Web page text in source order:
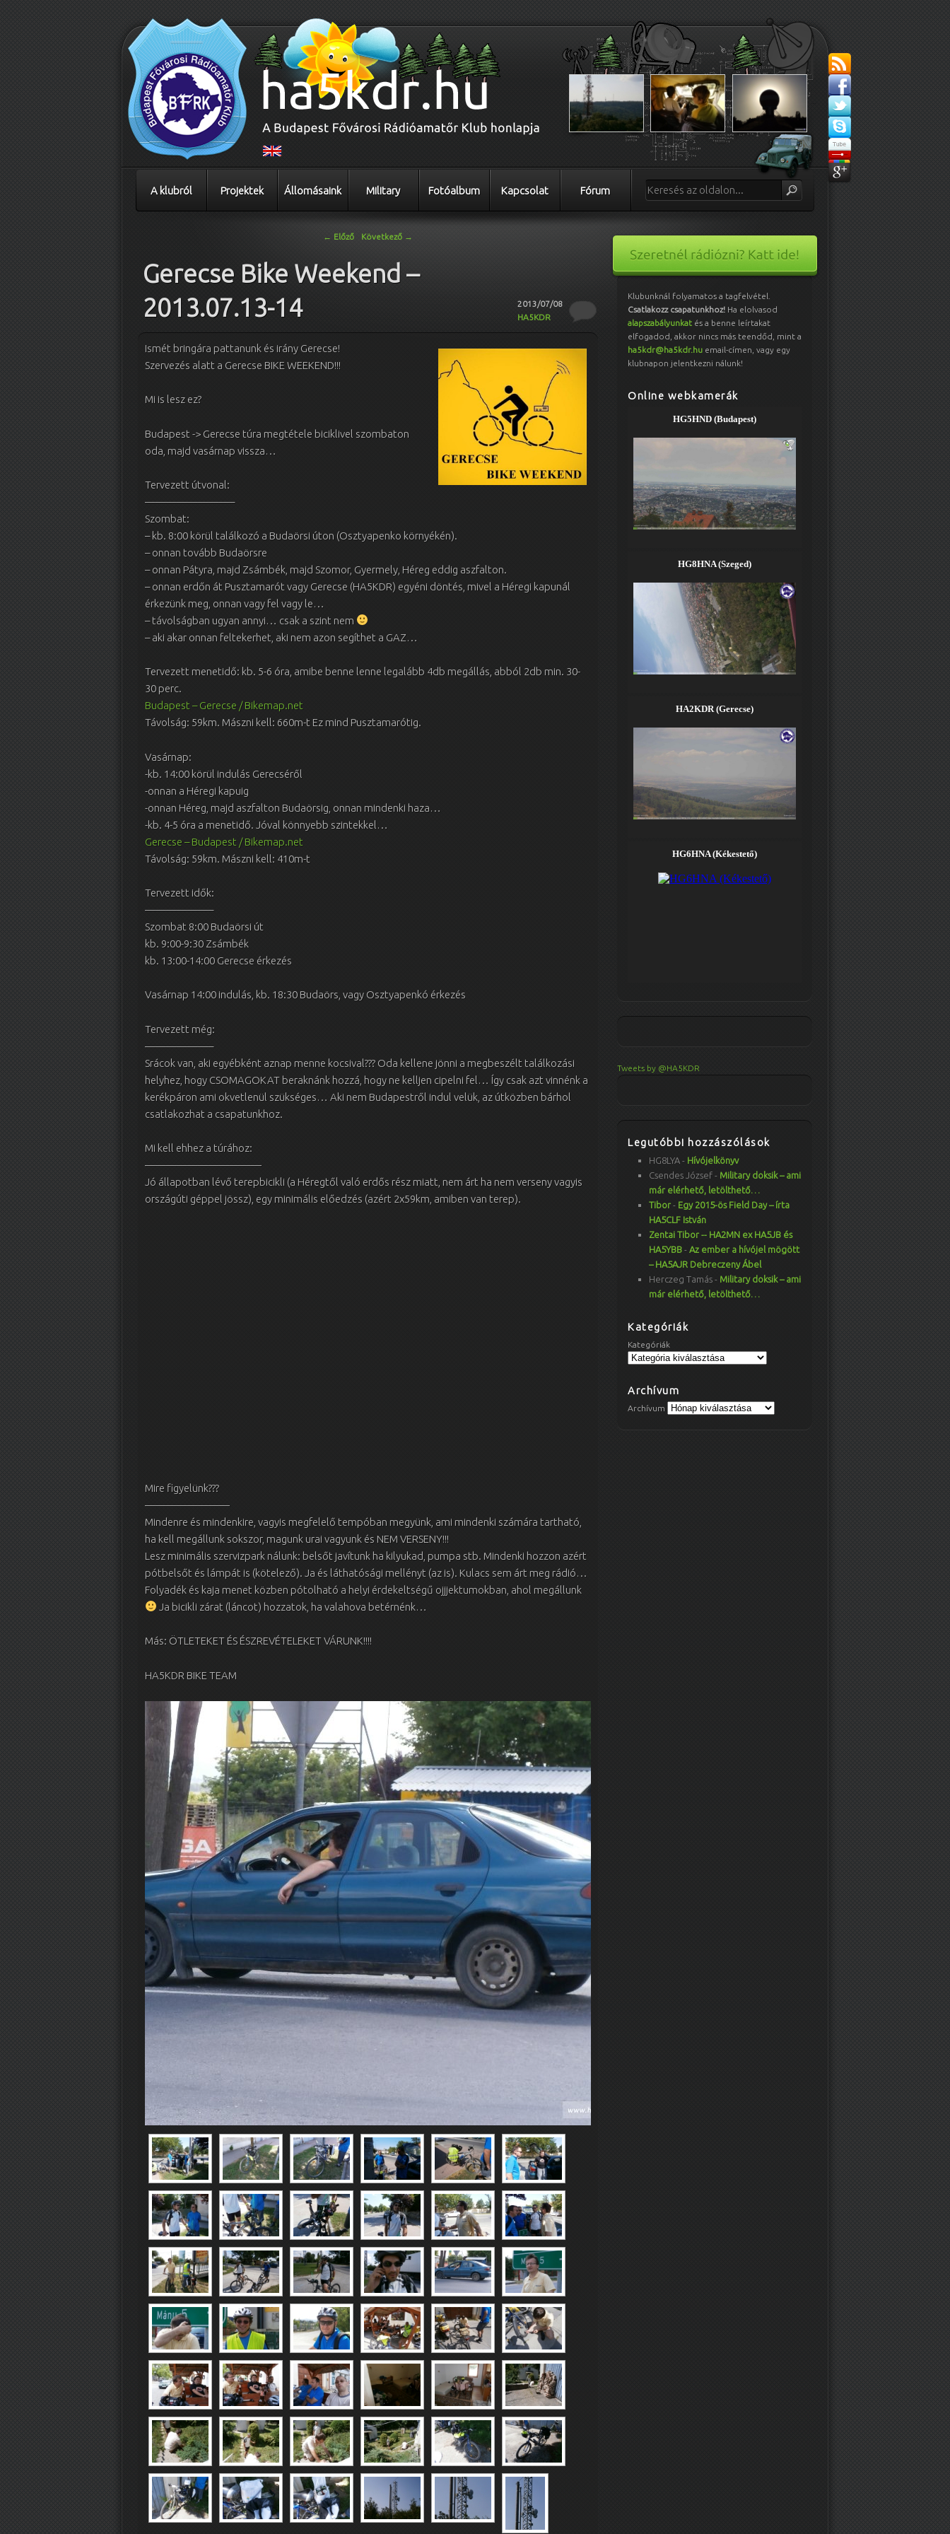
A klubról Projektek Állomásaink Military Fotóalbum Kapcsolat Fórum
← Előző Következő →
Gerecse Bike Weekend –
2013.07.13-14
2013/07/08
HA5KDR
Ismét bringára pattanunk és irány Gerecse!
Szervezés alatt a Gerecse BIKE WEEKEND!!!
Mi is lesz ez?
Budapest -> Gerecse túra megtétele biciklivel szombaton
oda, majd vasárnap vissza…
Tervezett útvonal:
————————–
Szombat:
– kb. 8:00 körül találkozó a Budaörsi úton (Osztyapenko környékén).
– onnan tovább Budaörsre
– onnan Pátyra, majd Zsámbék, majd Szomor, Gyermely, Héreg eddig aszfalton.
– onnan erdőn át Pusztamarót vagy Gerecse (HA5KDR) egyéni döntés, mivel a Héregi kapunál
érkezünk meg, onnan vagy fel vagy le…
– távolságban ugyan annyi… csak a szint nem
– aki akar onnan feltekerhet, aki nem azon segíthet a GAZ…
Tervezett menetidő: kb. 5-6 óra, amibe benne lenne legalább 4db megállás, abból 2db min. 30-
30 perc.
Budapest – Gerecse / Bikemap.net
Távolság: 59km. Mászni kell: 660m-t Ez mind Pusztamarótig.
Vasárnap:
-kb. 14:00 körül indulás Gerecséről
-onnan a Héregi kapuig
-onnan Héreg, majd aszfalton Budaörsig, onnan mindenki haza…
-kb. 4-5 óra a menetidő. Jóval könnyebb szintekkel…
Gerecse – Budapest / Bikemap.net
Távolság: 59km. Mászni kell: 410m-t
Tervezett idők:
——————–
Szombat 8:00 Budaörsi út
kb. 9:00-9:30 Zsámbék
kb. 13:00-14:00 Gerecse érkezés
Vasárnap 14:00 indulás, kb. 18:30 Budaörs, vagy Osztyapenkó érkezés
Tervezett még:
——————–
Srácok van, aki egyébként aznap menne kocsival??? Oda kellene jönni a megbeszélt találkozási
helyhez, hogy CSOMAGOKAT beraknánk hozzá, hogy ne kelljen cipelni fel… Így csak azt vinnénk a
kerékpáron ami okvetlenül szükséges… Aki nem Budapestről indul velük, az útközben bárhol
csatlakozhat a csapatunkhoz.
Mi kell ehhez a túrához:
———————————
Jó állapotban lévő terepbicikli (a Héregtől való erdős rész miatt, nem árt ha nem verseny vagyis
országúti géppel jössz), egy minimális előedzés (azért 2x59km, amiben van terep).
Mire figyelünk???
————————
Mindenre és mindenkire, vagyis megfelelő tempóban megyünk, ami mindenki számára tartható,
ha kell megállunk sokszor, magunk urai vagyunk és NEM VERSENY!!!
Lesz minimális szervizpark nálunk: belsőt javítunk ha kilyukad, pumpa stb. Mindenki hozzon azért
pótbelsőt és lámpát is (kötelező). Ja és láthatósági mellényt (az is). Kulacs sem árt meg rádió…
Folyadék és kaja menet közben pótolható a helyi érdekeltségű ojjjektumokban, ahol megállunk
Ja bicikli zárat (láncot) hozzatok, ha valahova betérnénk…
Más: ÖTLETEKET ÉS ÉSZREVÉTELEKET VÁRUNK!!!!
HA5KDR BIKE TEAM
Klubunknál folyamatos a tagfelvétel.
Csatlakozz csapatunkhoz! Ha elolvasod
alapszabályunkat és a benne leírtakat
elfogadod, akkor nincs más teendőd, mint a
ha5kdr@ha5kdr.hu email-címen, vagy egy
klubnapon jelentkezni nálunk!
Online webkamerák
Tweets by @HA5KDR
Legutóbbi hozzászólások
HG8LYA - Hívójelkönyv
Csendes József - Military doksik – ami
már elérhető, letölthető…
Tibor - Egy 2015-ös Field Day – írta
HA5CLF István
Zentai Tibor -- HA2MN ex HA5JB és
HA5YBB - Az ember a hívójel mögött
– HA5AJR Debreczeny Ábel
Herczeg Tamás - Military doksik – ami
már elérhető, letölthető…
Kategóriák
Kategóriák
Archívum
Archívum